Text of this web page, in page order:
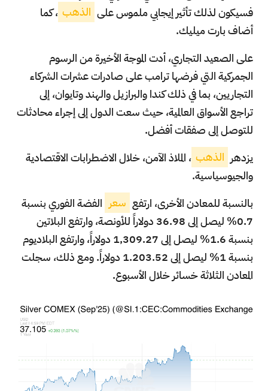
فسيكون لذلك تأثير إيجابي ملموس على الذهب ، كما
أضاف بارت ميليك.
على الصعيد التجاري، أدت الموجة الأخيرة من الرسوم
الجمركية التي فرضها ترامب على صادرات عشرات الشركاء
التجاريين، بما في ذلك كندا والبرازيل والهند وتايوان، إلى
تراجع الأسواق العالمية، حيث سعت الدول إلى إجراء محادثات
للتوصل إلى صفقات أفضل.
يزدهر الذهب ، الملاذ الآمن، خلال الاضطرابات الاقتصادية
والجيوسياسية.
بالنسبة للمعادن الأخرى، ارتفع سعر الفضة الفوري بنسبة
0.7% ليصل إلى 36.98 دولاراً للأونصة، وارتفع البلاتين
بنسبة 1.6% ليصل إلى 1,309.27 دولاراً، وارتفع البلاديوم
بنسبة 1% ليصل إلى 1.203.52 دولاراً. ومع ذلك، سجلت
المعادن الثلاثة خسائر خلال الأسبوع.